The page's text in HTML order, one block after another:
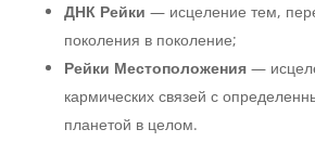
ДНК Рейки — исцеление тем,
поколения в поколение;
Рейки Местоположения—
кармических связей с
планетой в целом.